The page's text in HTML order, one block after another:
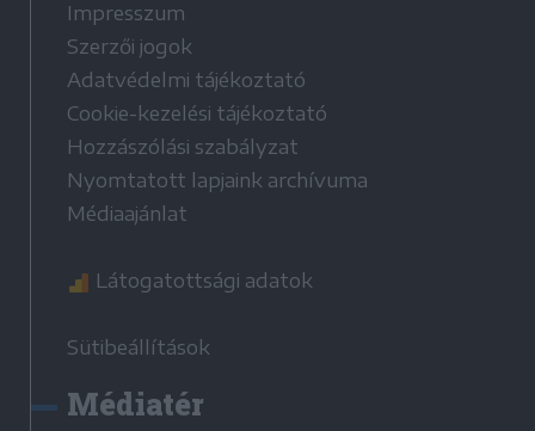
Impresszum
Szerzői jogok
Adatvédelmi tájékoztató
Cookie-kezelési tájékoztató
Hozzászólási szabályzat
Nyomtatott lapjaink archívuma
Médiaajánlat
Látogatottsági adatok
Sütibeállítások
Médiatér